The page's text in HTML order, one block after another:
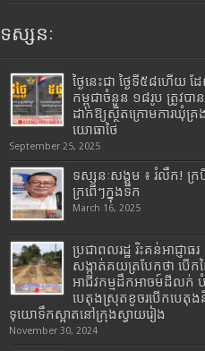
ទស្សនៈ
ថ្ងៃនេះជា ថ្ងៃទី៥៨ហើយ
កម្ពុជាចំនួន ១៨រូប ត្រូវបា
ដាក់ឱ្យស្ថិតក្រោមការឃុំគ្
យោធាថៃ
September 25, 2025
ទស្សនៈសង្គម ៖ រំលឹក! ក្
ក្រពើៗក្នុងទឹក
March 16, 2025
ប្រជាពលរដ្ឋ រិះគន់អាជ្ញាធរ
សង្កាត់គយត្របែកថា បើក
អាជីវកម្មដឹកអាចម៍ដីលក់ បំ
បេតុងស្រុតខូចរបើកបេតុង
ទុយោទឹកស្អាតនៅក្រុងស្វាយរៀង
November 30, 2024